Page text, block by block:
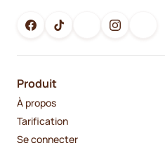
Produit
À propos
Tarification
Se connecter